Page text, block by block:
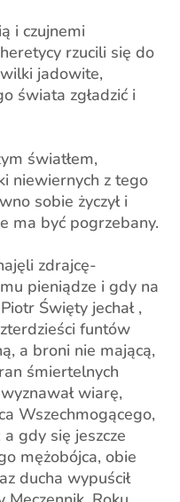
i czujnemi
rzucili się do
jadowite,
świata zgładzić i
światłem,
niewiernych z tego
sobie życzył i
ma być pogrzebany.
zdrajcę-
pieniądze i gdy na
Święty jechał ,
funtów
a broni nie mającą,
śmiertelnych
wiarę,
Wszechmogącego,
gdy się jeszcze
mężobójca, obie
ducha wypuścił